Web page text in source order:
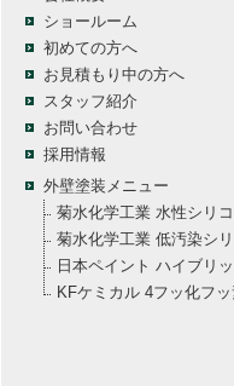
ショールーム
初めての方へ
お見積もり中の方へ
スタッフ紹介
お問い合わせ
採用情報
外壁塗装メニュー
菊水化学工業 水性シリ
菊水化学工業 低汚染シ
日本ペイント ハイブリ
KFケミカル 4フッ化フ